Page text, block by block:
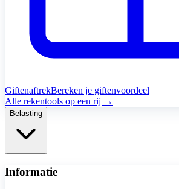
GiftenaftrekBereken je giftenvoordeel
Alle rekentools op een rij →
Belasting
Informatie